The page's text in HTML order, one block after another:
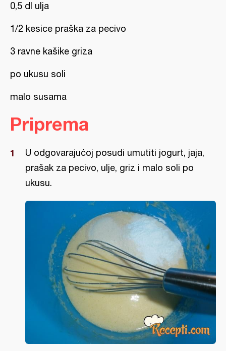
0,5 dl ulja
1/2 kesice praška za pecivo
3 ravne kašike griza
po ukusu soli
malo susama
Priprema
U odgovarajućoj posudi umutiti jogurt, jaja,
prašak za pecivo, ulje, griz i malo soli po
ukusu.